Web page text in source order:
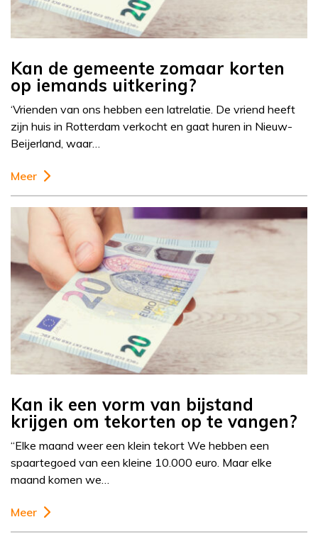
Kan de gemeente zomaar korten
op iemands uitkering?
‘Vrienden van ons hebben een latrelatie. De vriend heeft
zijn huis in Rotterdam verkocht en gaat huren in Nieuw-
Beijerland, waar…
Meer
Kan ik een vorm van bijstand
krijgen om tekorten op te vangen?
“Elke maand weer een klein tekort We hebben een
spaartegoed van een kleine 10.000 euro. Maar elke
maand komen we…
Meer